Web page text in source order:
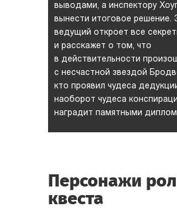
выводами, а инспектору
вынести итоговое решение.
ведущий откроет все
и расскажет о том, что
в действительности
с несчастной звездой
кто проявил чудеса
наоборот чудеса
наградит памятными
Персонажи
квеста